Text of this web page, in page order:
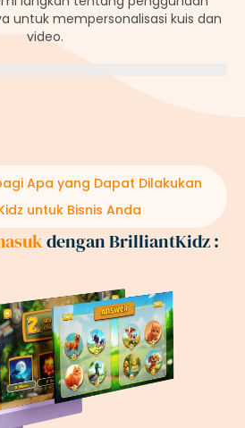
untuk mempersonalisasi kuis dan
video.
Apa yang Dapat Dilakukan
untuk Bisnis Anda
dengan BrilliantKidz :